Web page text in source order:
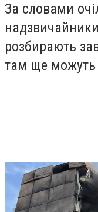
За словами
розбирають
там ще